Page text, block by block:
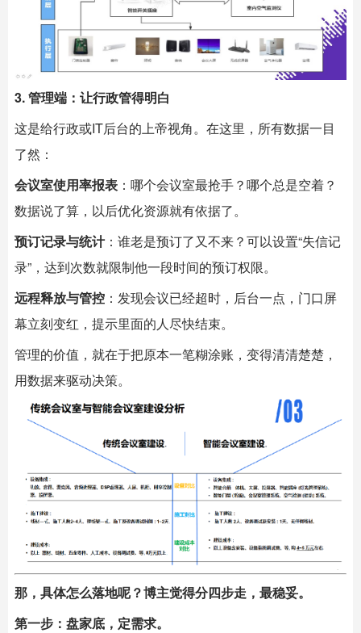
3. 管理端：让行政管得明白
这是给行政或IT后台的上帝视角。在这里，所有数据一目
了然：
会议室使用率报表 ：哪个会议室最抢手？哪个总是空着？
数据说了算，以后优化资源就有依据了。
预订记录与统计：谁老是预订了又不来？可以设置“失信记
录”，达到次数就限制他一段时间的预订权限。
远程释放与管控 ：发现会议已经超时，后台一点，门口屏
幕立刻变红，提示里面的人尽快结束。
管理的价值，就在于把原本一笔糊涂账，变得清清楚楚，
用数据来驱动决策。
那，具体怎么落地呢？博主觉得分四步走，最稳妥。
第一步：盘家底，定需求。